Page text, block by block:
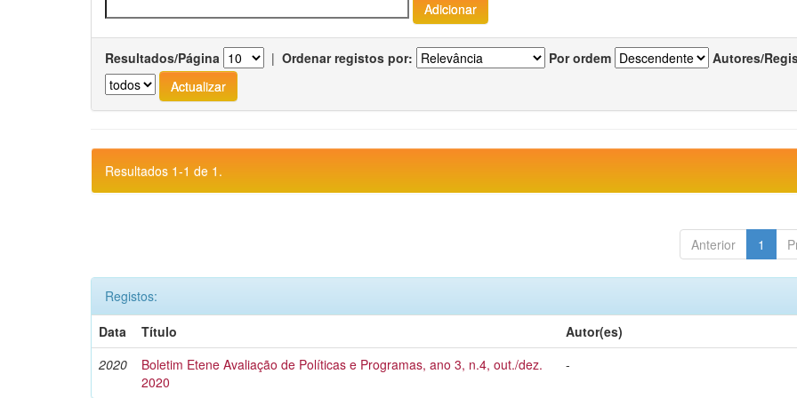
Resultados/Página | Ordenar registos por: Por ordem Autores/
Resultados 1-1 de 1.
Anterior 1
Registos:
Data
Título
Autor(es)
2020
Boletim Etene Avaliação de Políticas e Programas, ano 3, n.4, out./dez.
2020
-